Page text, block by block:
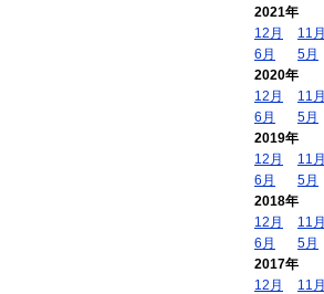
2021年
12月
11月
6月
5月
2020年
12月
11月
6月
5月
2019年
12月
11月
6月
5月
2018年
12月
11月
6月
5月
2017年
12月
11月